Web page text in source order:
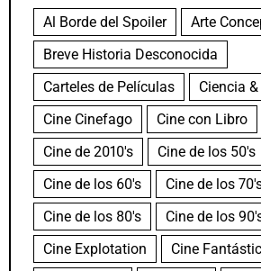
Al Borde del Spoiler
Arte
Breve Historia Desconocida
Carteles de Películas
Ciencia
Cine Cinefago
Cine con Libro
Cine de 2010's
Cine de los 50's
Cine de los 60's
Cine de los
Cine de los 80's
Cine de los
Cine Explotation
Cine